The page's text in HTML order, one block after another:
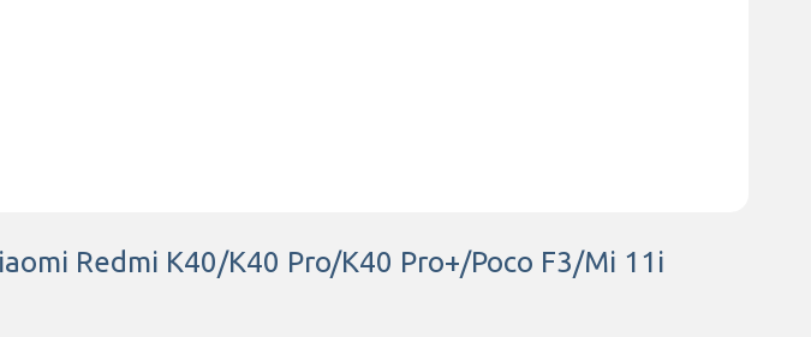
Redmi K40/K40 Pro/K40 Pro+/Poco F3/Mi 11i